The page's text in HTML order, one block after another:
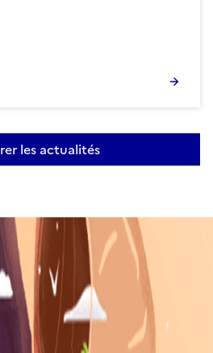
les actualités